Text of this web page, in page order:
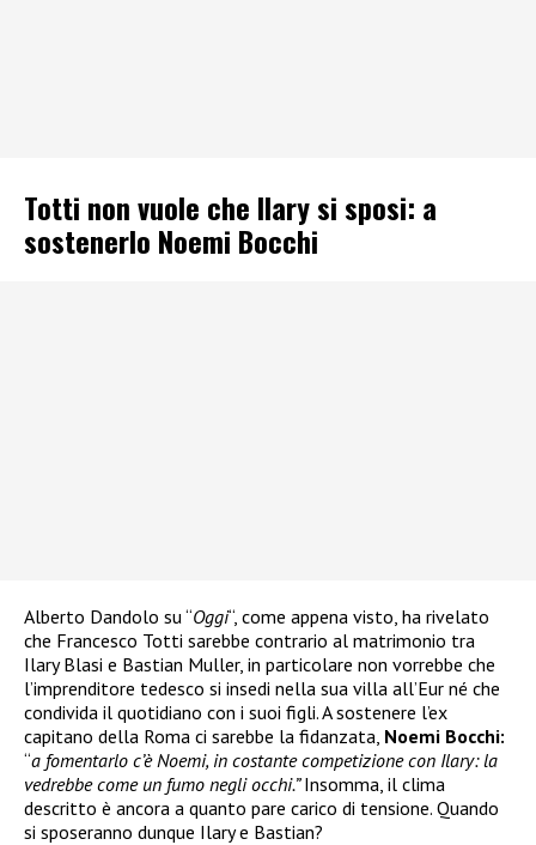
Totti non vuole che Ilary si sposi: a
sostenerlo Noemi Bocchi
Alberto Dandolo su “Oggi“, come appena visto, ha rivelato
che Francesco Totti sarebbe contrario al matrimonio tra
Ilary Blasi e Bastian Muller, in particolare non vorrebbe che
l’imprenditore tedesco si insedi nella sua villa all’Eur né che
condivida il quotidiano con i suoi figli. A sostenere l’ex
capitano della Roma ci sarebbe la fidanzata, Noemi Bocchi:
“a fomentarlo c’è Noemi, in costante competizione con Ilary: la
vedrebbe come un fumo negli occhi.”Insomma, il clima
descritto è ancora a quanto pare carico di tensione. Quando
si sposeranno dunque Ilary e Bastian?